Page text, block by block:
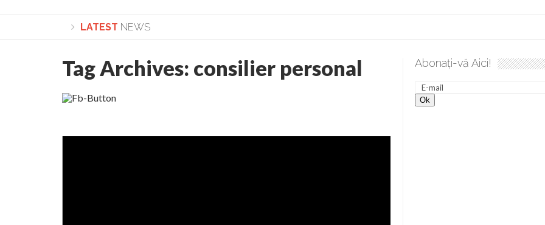
LATEST NEWS
Lepădarea de sine și urmarea lui Hristos. Calea spre desăvârșire. Gând de duminică de Elena Solunca Moise
Tag Archives: consilier personal Abonați-vă Aici!